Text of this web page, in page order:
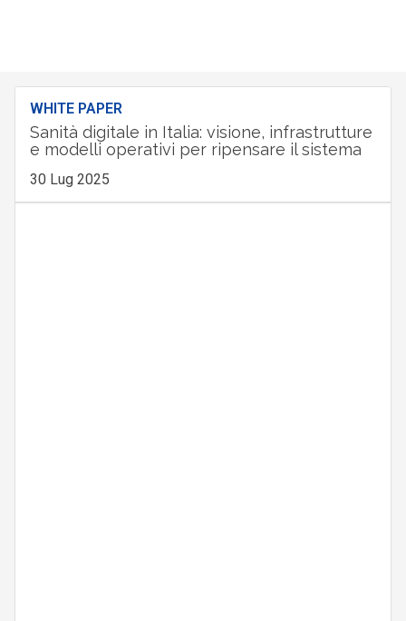
WHITE PAPER
Sanità digitale in Italia: visione, infrastrutture
e modelli operativi per ripensare il sistema
30 Lug 2025